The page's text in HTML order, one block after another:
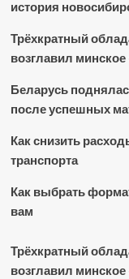
история
Трёхкратный
возглавил
Беларусь
после успешных
Как снизить
транспорта
Как выбрать
вам
Трёхкратный
возглавил